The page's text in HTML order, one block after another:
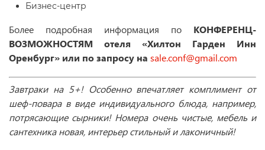
Бизнес-центр
Более подробная информация по КОНФЕРЕНЦ-
ВОЗМОЖНОСТЯМ отеля «Хилтон Гарден Инн
Оренбург» или по запросу на sale.conf@gmail.com
Завтраки на 5+! Особенно впечатляет комплимент от
шеф-повара в виде индивидуального блюда, например,
потрясающие сырники! Номера очень чистые, мебель и
сантехника новая, интерьер стильный и лаконичный!